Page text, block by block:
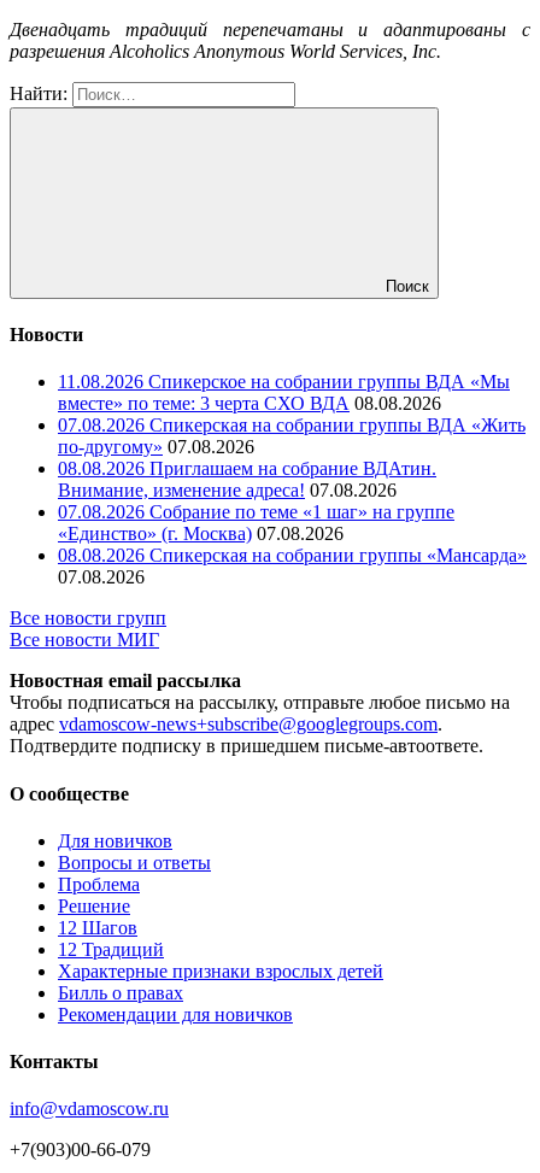
Двенадцать традиций перепечатаны и адаптированы с
разрешения Alcoholics Anonymous World Services, Inc.
Найти:
Поиск
Новости
11.08.2026 Спикерское на собрании группы ВДА «Мы
вместе» по теме: 3 черта СХО ВДА 08.08.2026
07.08.2026 Спикерская на собрании группы ВДА «Жить
по-другому» 07.08.2026
08.08.2026 Приглашаем на собрание ВДАтин.
Внимание, изменение адреса! 07.08.2026
07.08.2026 Собрание по теме «1 шаг» на группе
«Единство» (г. Москва) 07.08.2026
08.08.2026 Спикерская на собрании группы «Мансарда»
07.08.2026
Все новости групп
Все новости МИГ
Новостная email рассылка
Чтобы подписаться на рассылку, отправьте любое письмо на
адрес vdamoscow-news+subscribe@googlegroups.com.
Подтвердите подписку в пришедшем письме-автоответе.
О сообществе
Для новичков
Вопросы и ответы
Проблема
Решение
12 Шагов
12 Традиций
Xарактерные признаки взрослых детей
Билль о правах
Рекомендации для новичков
Контакты
info@vdamoscow.ru
+7(903)00-66-079